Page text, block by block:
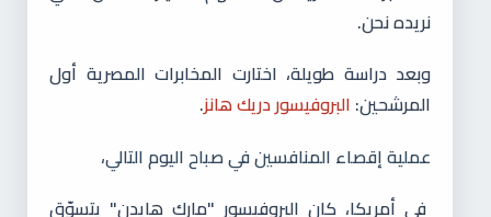
نريده نحن.
وبعد دراسة طويلة، اختارت المخابرات المصرية أول
المرشحين: البروفيسور دريك هانز.
عملية إقصاء المنافسين في صباح اليوم التالي،
في أمريكا، كان البروفيسور "مارك هايدن" يتسوّق